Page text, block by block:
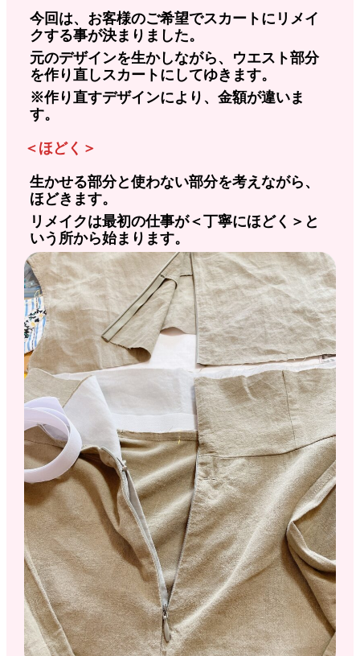
今回は、お客様のご希望でスカートにリメイ
クする事が決まりました。
元のデザインを生かしながら、ウエスト部分
を作り直しスカートにしてゆきます。
※作り直すデザインにより、金額が違いま
す。
＜ほどく＞
生かせる部分と使わない部分を考えながら、
ほどきます。
リメイクは最初の仕事が＜丁寧にほどく＞と
いう所から始まります。